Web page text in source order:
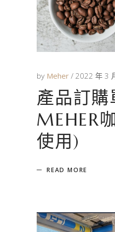
by Meher 2022 年 3
產品訂購
MEHER
使用)
READ MORE